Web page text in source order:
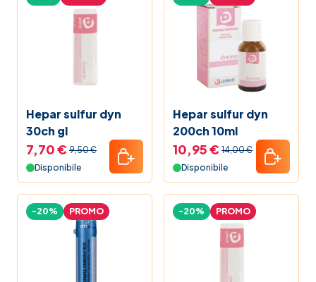
Hepar sulfur dyn
30ch gl
7,70 € 9,50 €
Disponibile
Hepar sulfur dyn
200ch 10ml
10,95 € 14,00 €
Disponibile
-20% PROMO -20% PROMO